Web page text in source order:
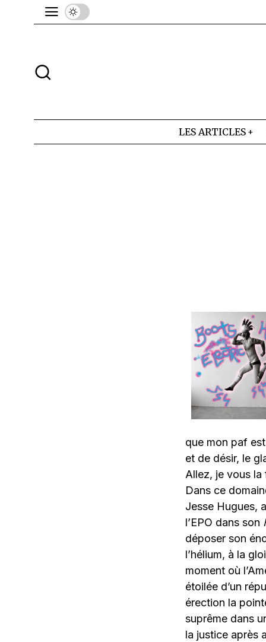
LES ARTICLES
que mon paf
et de désir, le
Allez, je vous la
Dans ce
Jesse Hugues,
l’EPO dans son
déposer son
l’hélium, à la
moment où
étoilée d’un
érection la
suprême dans
la justice après